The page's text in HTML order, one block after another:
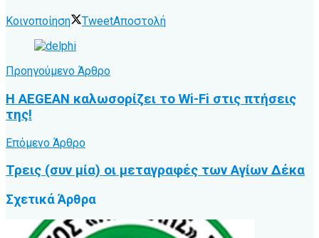
Κοινοποίηση TweetΑποστολή
Προηγούμενο Άρθρο
Η AEGEAN καλωσορίζει το Wi-Fi στις πτήσεις
της!
Επόμενο Άρθρο
Τρεις (συν μία) οι μεταγραφές των Αγίων Δέκα
ΣχετικάΆρθρα